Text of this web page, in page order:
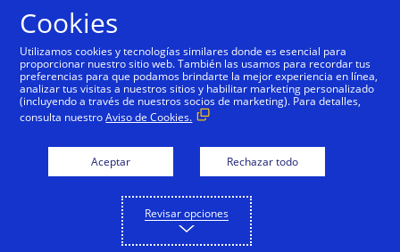
Descubre todo lo que
puedes hacer en el
Portal de Beneficios
Cookies
Utilizamos cookies y tecnologías similares donde es esencial para
proporcionar nuestro sitio web. También las usamos para recordar tus
preferencias para que podamos brindarte la mejor experiencia en línea,
analizar tus visitas a nuestros sitios y habilitar marketing personalizado
(incluyendo a través de nuestros socios de marketing). Para detalles,
consulta nuestroAviso de Cookies.
Aceptar Rechazar todo
Revisar opciones